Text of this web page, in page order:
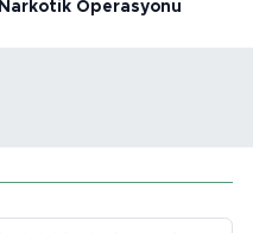
Narkotik Operasyonu